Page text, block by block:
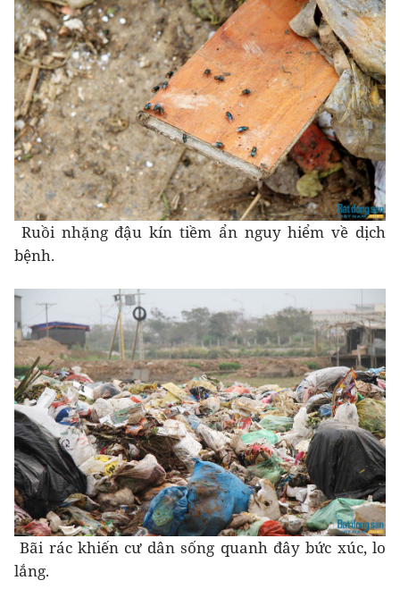
Ruồi nhặng đậu kín tiềm ẩn nguy hiểm về dịch
bệnh.
Bãi rác khiến cư dân sống quanh đây bức xúc, lo
lắng.